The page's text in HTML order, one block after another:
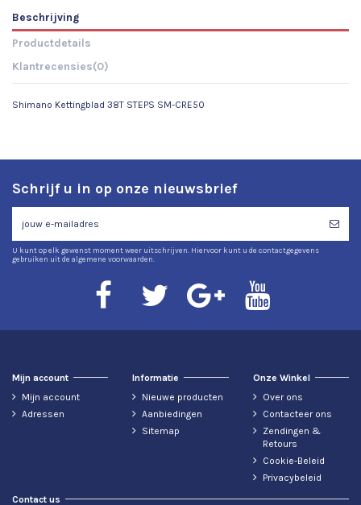
Beschrijving
Productdetails
Klantrecensies(0)
Shimano Kettingblad 38T STEPS SM-CRE50
Schrijf u in op onze nieuwsbrief
U kunt op elk gewenst moment weer uitschrijven. Hiervoor kunt u de contactgegevens
gebruiken uit de algemene voorwaarden.
Mijn account
Mijn account
Adressen
Informatie
Nieuwe producten
Aanbiedingen
Sitemap
Onze Winkel
Over ons
Contacteer ons
Zendingen &
Retours
Cookie-Beleid
Privacybeleid
Contact us